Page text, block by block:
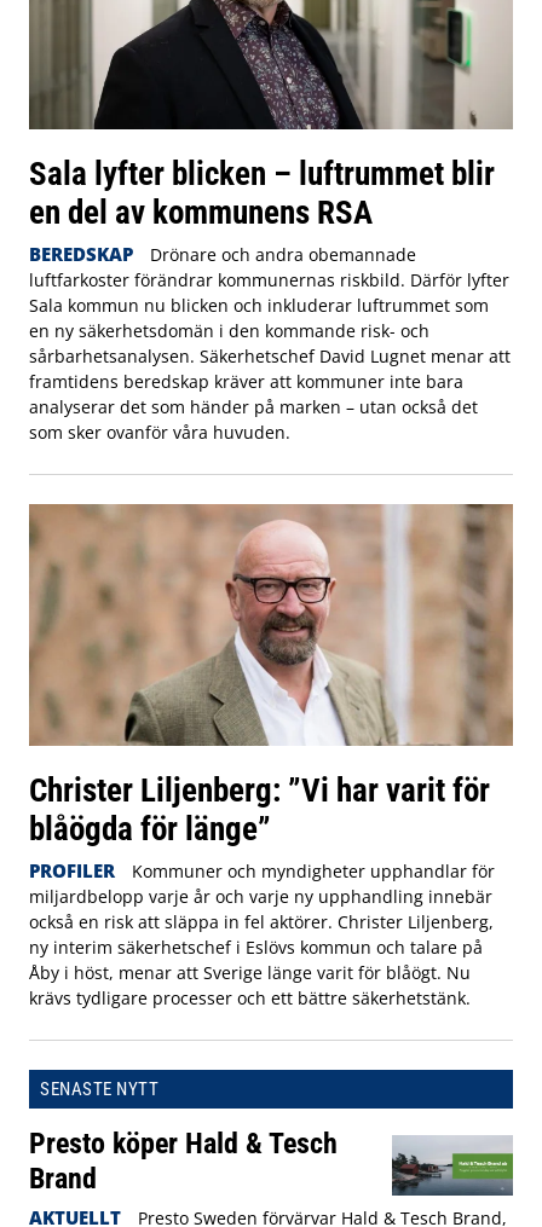
Sala lyfter blicken – luftrummet blir
en del av kommunens RSA
BEREDSKAP
Drönare och andra obemannade
luftfarkoster förändrar kommunernas riskbild. Därför lyfter
Sala kommun nu blicken och inkluderar luftrummet som
en ny säkerhetsdomän i den kommande risk- och
sårbarhetsanalysen. Säkerhetschef David Lugnet menar att
framtidens beredskap kräver att kommuner inte bara
analyserar det som händer på marken – utan också det
som sker ovanför våra huvuden.
Christer Liljenberg: ”Vi har varit för
blåögda för länge”
PROFILER
Kommuner och myndigheter upphandlar för
miljardbelopp varje år och varje ny upphandling innebär
också en risk att släppa in fel aktörer. Christer Liljenberg,
ny interim säkerhetschef i Eslövs kommun och talare på
Åby i höst, menar att Sverige länge varit för blåögt. Nu
krävs tydligare processer och ett bättre säkerhetstänk.
SENASTE NYTT
Presto köper Hald & Tesch
Brand
AKTUELLT Presto Sweden förvärvar Hald & Tesch Brand,